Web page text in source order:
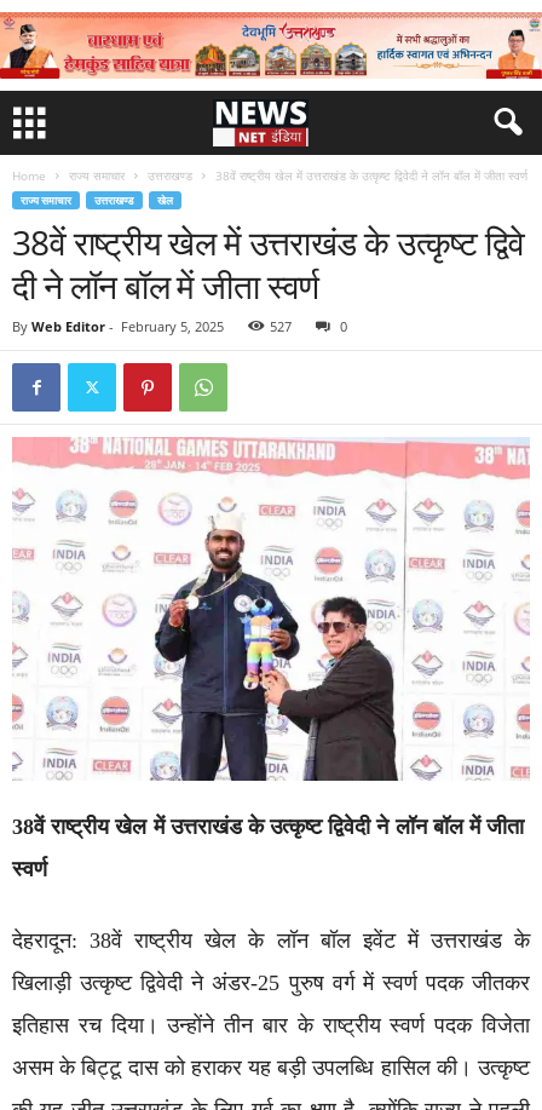
Home राज्य समाचार उत्तराखण्ड 38वें राष्ट्रीय खेल में उत्तराखंड के उत्कृष्ट द्विवेदी ने लॉन बॉल में जीता स्वर्ण
राज्य समाचार उत्तराखण्ड खेल
38वें राष्ट्रीय खेल में उत्तराखंड के उत्कृष्ट द्विवे
दी ने लॉन बॉल में जीता स्वर्ण
By Web Editor - February 5, 2025 527 0
38वें राष्ट्रीय खेल में उत्तराखंड के उत्कृष्ट द्विवेदी ने लॉन बॉल में जीता
स्वर्ण
देहरादून: 38वें राष्ट्रीय खेल के लॉन बॉल इवेंट में उत्तराखंड के
खिलाड़ी उत्कृष्ट द्विवेदी ने अंडर-25 पुरुष वर्ग में स्वर्ण पदक जीतकर
इतिहास रच दिया। उन्होंने तीन बार के राष्ट्रीय स्वर्ण पदक विजेता
असम के बिट्टू दास को हराकर यह बड़ी उपलब्धि हासिल की। उत्कृष्ट